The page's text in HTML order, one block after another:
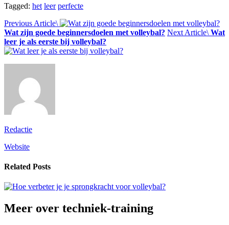
Tagged: het leer perfecte
Previous Article\
Wat zijn goede beginnersdoelen met volleybal? Next Article\ Wat
leer je als eerste bij volleybal?
Redactie
Website
Related Posts
Meer over techniek-training